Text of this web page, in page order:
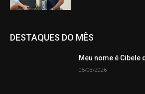
DESTAQUES DO MÊS
Meu nome é Cibele
05/08/2026